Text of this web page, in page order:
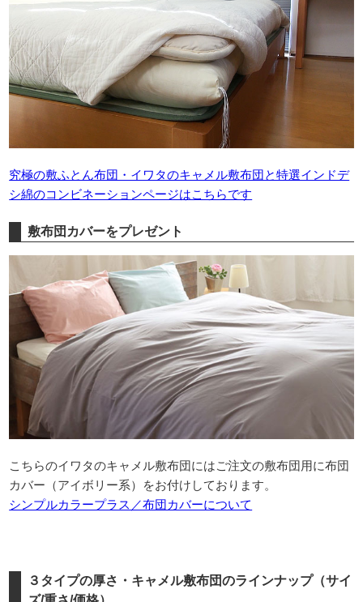
究極の敷ふとん布団・イワタのキャメル敷布団と特選インドデ
シ綿のコンビネーションページはこちらです
敷布団カバーをプレゼント
こちらのイワタのキャメル敷布団にはご注文の敷布団用に布団
カバー（アイボリー系）をお付けしております。
シンプルカラープラス／布団カバーについて
３タイプの厚さ・キャメル敷布団のラインナップ（サイ